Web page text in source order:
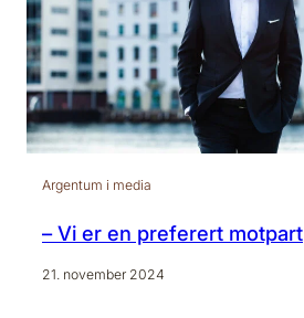
Argentum i media
– Vi er en preferert motpart
21. november 2024